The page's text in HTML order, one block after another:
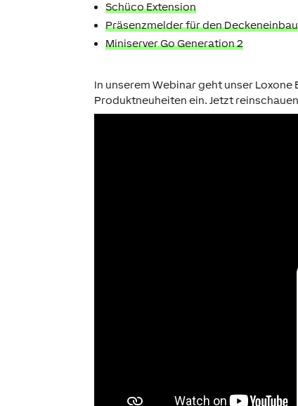
Schüco Extension
Präsenzmelder für den Deckeneinbau
Miniserver Go Generation 2
In unserem Webinar geht unser
Produktneuheiten ein. Jetzt